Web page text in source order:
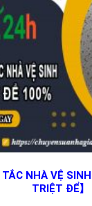
NHÀ VỆ
TRIỆT ĐỂ】